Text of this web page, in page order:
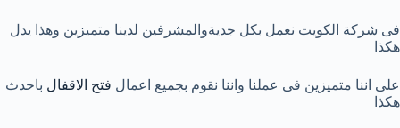
فى شركة الكويت نعمل بكل جديةوالمشرفين لدينا متميزين وهذا يدل
هكذا
على اننا متميزين فى عملنا واننا نقوم بجميع اعمال فتح الاقفال باحدث
هكذا